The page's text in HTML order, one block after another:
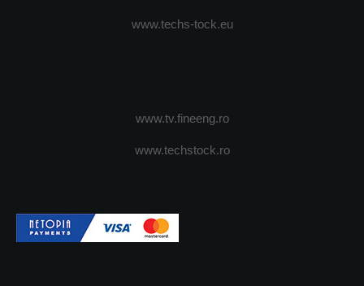
www.techs-tock.eu
www.tv.fineeng.ro
www.techstock.ro